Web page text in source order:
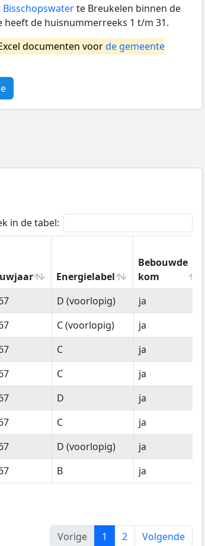
Bisschopswaterte Breukelen binnen de
heeft de huisnummerreeks 1 t/m 31.
documenten voorde gemeente
in de tabel:
Energielabel
Bebouwde
kom
Energielabel
Bebouwde
kom
D (voorlopig)
ja
C (voorlopig)
ja
C
ja
C
ja
D
ja
C
ja
D (voorlopig)
ja
B ja
Vorige
1 2 Volgende